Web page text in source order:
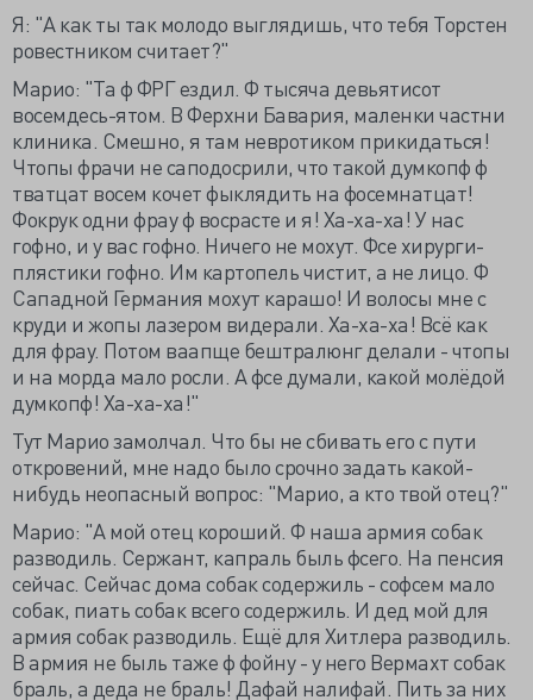
Я: "А как ты так молодо выглядишь, что тебя Торстен
ровестником считает?"
Марио: "Та ф ФРГ ездил. Ф тысяча девьятисот
восемдесь-ятом. В Ферхни Бавария, маленки частни
клиника. Смешно, я там невротиком прикидаться!
Чтопы фрачи не саподосрили, что такой думкопф ф
тватцат восем кочет фыклядить на фосемнатцат!
Фокрук одни фрау ф восрасте и я! Ха-ха-ха! У нас
гофно, и у вас гофно. Ничего не мохут. Фсе хирурги-
плястики гофно. Им картопель чистит, а не лицо. Ф
Сападной Германия мохут карашо! И волосы мне с
круди и жопы лазером видерали. Ха-ха-ха! Всё как
для фрау. Потом ваапще бештралюнг делали - чтопы
и на морда мало росли. А фсе думали, какой молёдой
думкопф! Ха-ха-ха!"
Тут Марио замолчал. Что бы не сбивать его с пути
откровений, мне надо было срочно задать какой-
нибудь неопасный вопрос: "Марио, а кто твой отец?"
Марио: "А мой отец короший. Ф наша армия собак
разводиль. Сержант, капраль быль фсего. На пенсия
сейчас. Сейчас дома собак содержиль - софсем мало
собак, пиать собак всего содержиль. И дед мой для
армия собак разводиль. Ещё для Хитлера разводиль.
В армия не быль таже ф фойну - у него Вермахт собак
браль, а деда не браль! Дафай налифай. Пить за них